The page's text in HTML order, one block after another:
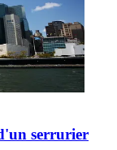
serrurier